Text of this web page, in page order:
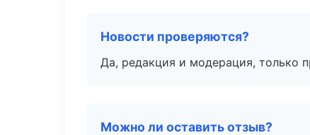
Новости проверяются?
Да, редакция и модерация, только
Можно ли оставить отзыв?